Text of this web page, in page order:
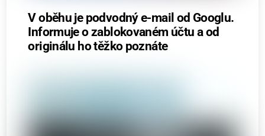
V oběhu je podvodný e-mail od Googlu.
Informuje o zablokovaném účtu a od
originálu ho těžko poznáte